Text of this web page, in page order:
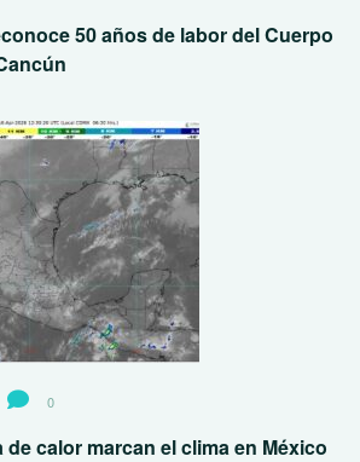
50 años de labor del Cuerpo
0
calor marcan el clima en México